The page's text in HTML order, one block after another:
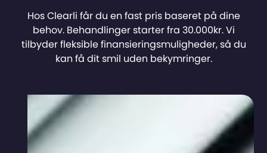
Hos Clearli får du en fast pris baseret på dine
behov. Behandlinger starter fra 30.000kr. Vi
tilbyder fleksible finansieringsmuligheder, så du
kan få dit smil uden bekymringer.